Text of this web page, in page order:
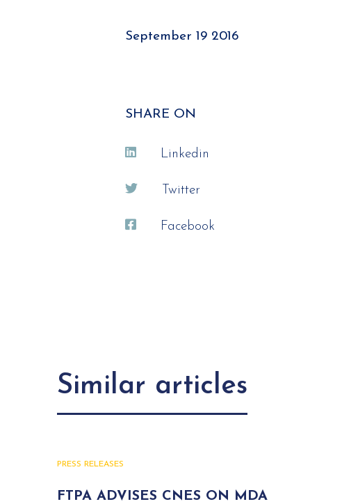
September 19 2016
SHARE ON
Linkedin
Twitter
Facebook
Similar articles
PRESS RELEASES
FTPA ADVISES CNES ON MDA